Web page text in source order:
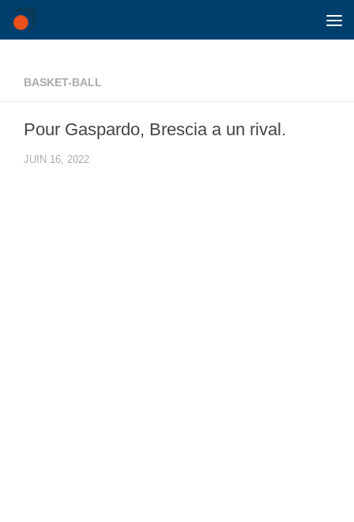
Skip to content
BASKET-BALL
Pour Gaspardo, Brescia a un rival.
JUIN 16, 2022